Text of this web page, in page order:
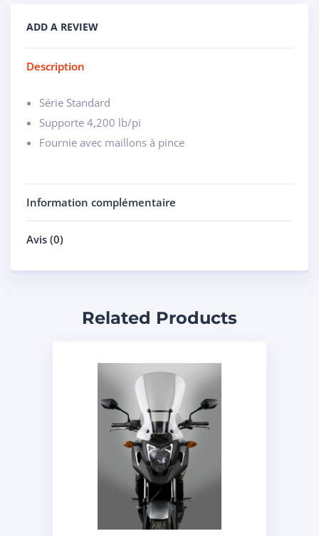
ADD A REVIEW
Description
Série Standard
Supporte 4,200 lb/pi
Fournie avec maillons à pince
Information complémentaire
Avis (0)
Related Products